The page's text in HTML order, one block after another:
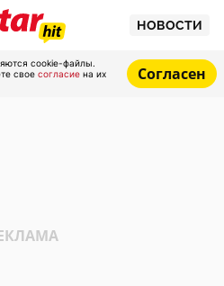
НОВОСТИ
cookie-файлы.
свое согласие на их
Согласен